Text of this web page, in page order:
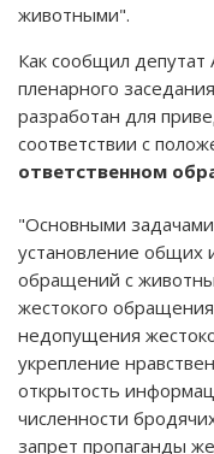
животными".
Как сообщил
пленарного
разработан для
соответствии с
ответственном
"Основными
установление общих
обращений с
жестокого
недопущения
укрепление
открытость
численности
запрет пропаганды